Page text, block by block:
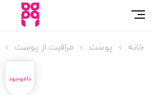
خانه پوست مراقبت از پوست